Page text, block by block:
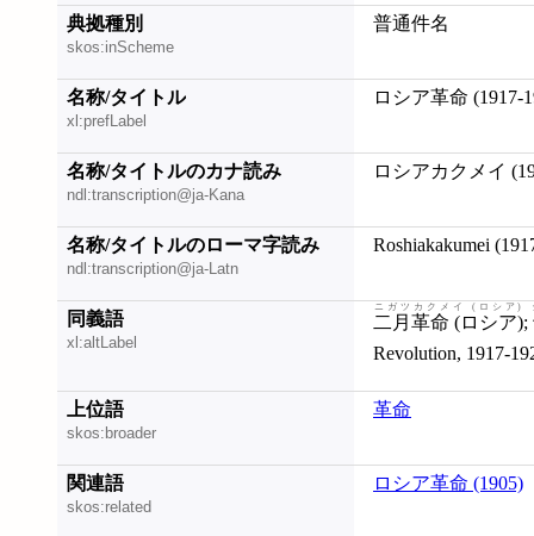
典拠種別
skos:inScheme
普通件名
名称/タイトル
xl:prefLabel
ロシア革命 (1917-
名称/タイトルのカナ読み
ndl:transcription@ja-Kana
ロシアカクメイ
名称/タイトルのローマ字読み
ndl:transcription@ja-Latn
Roshiakakumei
同義語
xl:altLabel
二月革命 (ロシア)
ニガツカクメイ (ロシア)
;
Revolution, 1917-
上位語
skos:broader
革命
関連語
skos:related
ロシア革命 (1905)